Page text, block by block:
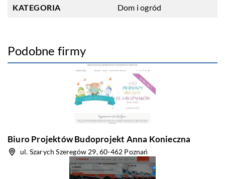
KATEGORIA Dom i ogród
Podobne firmy
Biuro Projektów Budoprojekt Anna Konieczna
ul. Szarych Szeregów 29, 60-462 Poznań